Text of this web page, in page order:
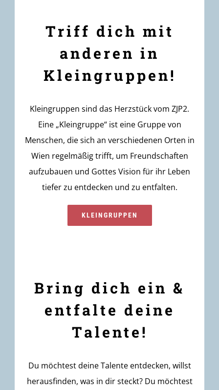
Triff dich mit
anderen in
Kleingruppen!
Kleingruppen sind das Herzstück vom ZJP2.
Eine „Kleingruppe“ ist eine Gruppe von
Menschen, die sich an verschiedenen Orten in
Wien regelmäßig trifft, um Freundschaften
aufzubauen und Gottes Vision für ihr Leben
tiefer zu entdecken und zu entfalten.
KLEINGRUPPEN
Bring dich ein &
entfalte deine
Talente!
Du möchtest deine Talente entdecken, willst
herausfinden, was in dir steckt? Du möchtest